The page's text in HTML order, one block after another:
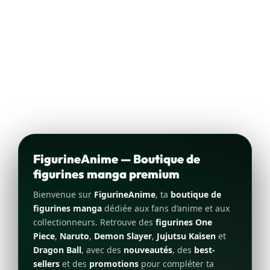
FigurineAnime — Boutique de
figurines manga premium
Bienvenue sur FigurineAnime, ta boutique de
figurines manga dédiée aux fans d’anime et aux
collectionneurs. Retrouve des figurines One
Piece, Naruto, Demon Slayer, Jujutsu Kaisen et
Dragon Ball, avec des nouveautés, des best-
sellers et des promotions pour compléter ta